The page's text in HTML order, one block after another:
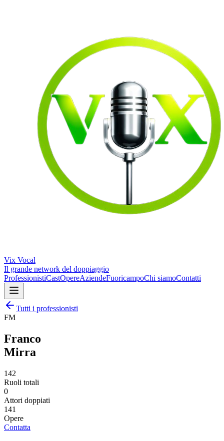
Vix Vocal
Il grande network del doppiaggio
ProfessionistiCastOpereAziendeFuoricampoChi siamoContatti
Tutti i professionisti
FM
Franco
Mirra
142
Ruoli totali
0
Attori doppiati
141
Opere
Contatta